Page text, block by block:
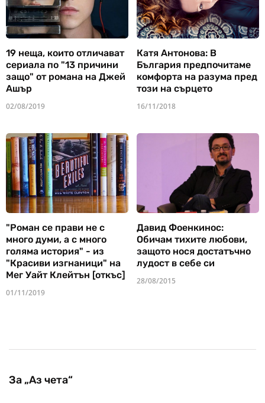
19 неща, които отличават
сериала по "13 причини
защо" от романа на Джей
Ашър
02/08/2019
Катя Антонова: В
България предпочитаме
комфорта на разума пред
този на сърцето
16/11/2018
"Роман се прави не с
много думи, а с много
голяма история" - из
"Красиви изгнаници" на
Мег Уайт Клейтън [откъс]
01/11/2019
Давид Фоенкинос:
Обичам тихите любови,
защото нося достатъчно
лудост в себе си
28/08/2015
За „Аз чета“